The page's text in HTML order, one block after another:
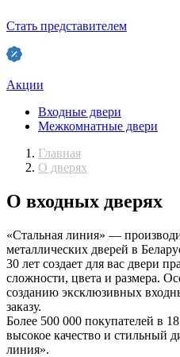
Стать представителем
Акции
Входные двери
Межкомнатные двери
Главная
О дверях
О входных дверях
«Стальная линия» —
металлических дверей в
30 лет создает для вас двери
сложности, цвета и размера.
созданию эксклюзивных
заказу.
Более 500 000 покупателей в
высокое качество и стильный
линия».